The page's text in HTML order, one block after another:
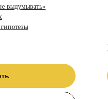
выдумывать»